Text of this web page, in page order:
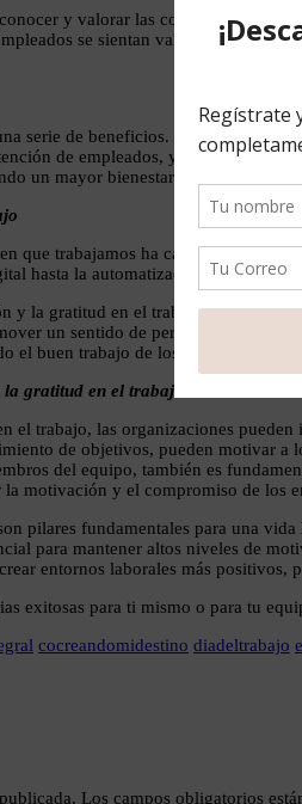
y valorar las contribuciones
se sientan valorados y
serie de beneficios. Mejora el
de empleados, ya que los
un mayor bienestar en el trabajo.
que trabajamos ha cambiado
hasta la automatización de tareas,
y la gratitud en el trabajo es
un sentido de pertenencia y
el buen trabajo de los empleados de
gratitud en el trabajo
el trabajo, las organizaciones
de objetivos, pueden motivar
del equipo, también es
motivación y el compromiso de los
pilares fundamentales para una
para mantener altos niveles de
entornos laborales más positivos,
exitosas para ti mismo o para tu
cocreandomidestino diadeltrabajo
Los campos obligatorios